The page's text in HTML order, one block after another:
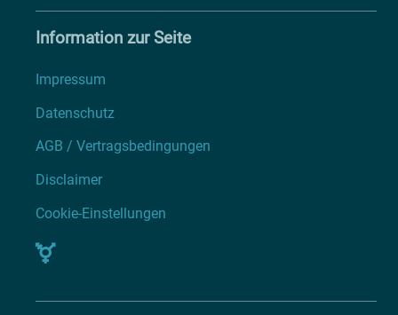
Information zur Seite
Impressum
Datenschutz
AGB / Vertragsbedingungen
Disclaimer
Cookie-Einstellungen